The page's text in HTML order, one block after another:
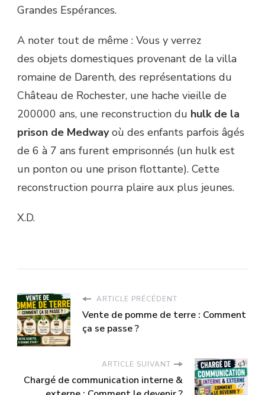
Grandes Espérances.
A noter tout de même : Vous y verrez
des objets domestiques provenant de la villa
romaine de Darenth, des représentations du
Château de Rochester, une hache vieille de
200000 ans, une reconstruction du hulk de la
prison de Medwayoù des enfants parfois âgés
de 6 à 7 ans furent emprisonnés (un hulk est
un ponton ou une prison flottante). Cette
reconstruction pourra plaire aux plus jeunes.
X.D.
ARTICLE PRÉCÉDENT
Vente de pomme de terre : Comment
ça se passe ?
ARTICLE SUIVANT
Chargé de communication interne &